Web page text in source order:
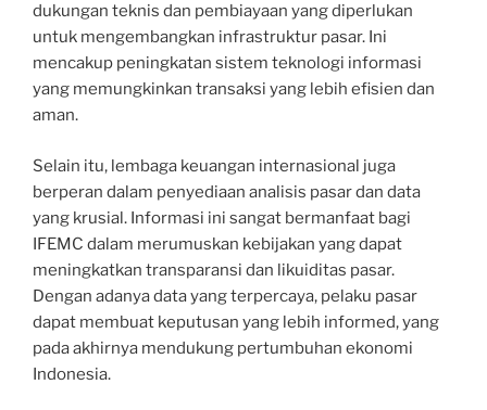
dukungan teknis dan pembiayaan yang diperlukan
untuk mengembangkan infrastruktur pasar. Ini
mencakup peningkatan sistem teknologi informasi
yang memungkinkan transaksi yang lebih efisien dan
aman.
Selain itu, lembaga keuangan internasional juga
berperan dalam penyediaan analisis pasar dan data
yang krusial. Informasi ini sangat bermanfaat bagi
IFEMC dalam merumuskan kebijakan yang dapat
meningkatkan transparansi dan likuiditas pasar.
Dengan adanya data yang terpercaya, pelaku pasar
dapat membuat keputusan yang lebih informed, yang
pada akhirnya mendukung pertumbuhan ekonomi
Indonesia.